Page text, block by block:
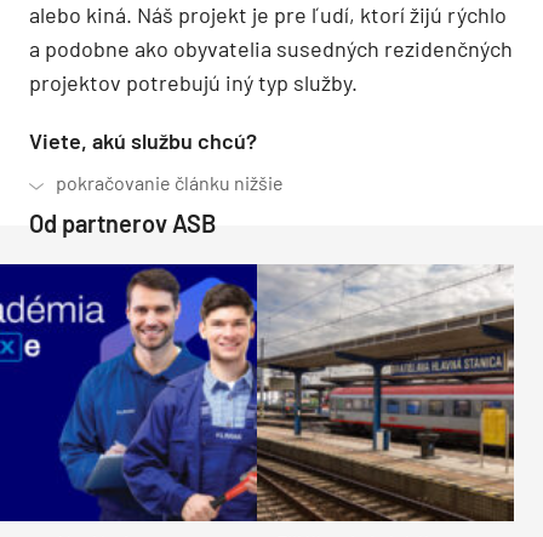
alebo kiná. Náš projekt je pre ľudí, ktorí žijú rýchlo
a podobne ako obyvatelia susedných rezidenčných
projektov potrebujú iný typ služby.
Viete, akú službu chcú?
Od partnerov ASB